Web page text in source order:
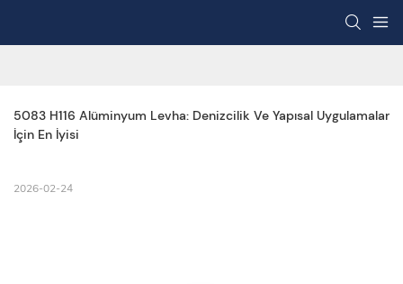
5083 H116 Alüminyum Levha: Denizcilik Ve Yapısal Uygulamalar
İçin En İyisi
2026-02-24